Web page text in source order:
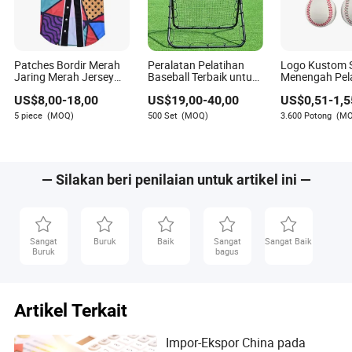
Lebih Cerah dari Sebelumnya
Seiring MLB terus berinovasi, Home Run Derby siap untuk
baru, dan memanfaatkan realitas tertambah untuk
penggemar di rumah, potensinya tidak terbatas.
Satu hal yang pasti: selama penggemar menyukai melihat
Patches Bordir Merah
Jaring Merah Jersey
Olahraga Sepak Bola/
Kaos Gaya Baseball
Pakaian Atletik
US$8,00-18,00
5 piece (MOQ)
Peralatan Pelatihan
Baseball Terbaik untuk
Keterampilan yang
Cepat
US$19,00-40,00
500 Set (MOQ)
Logo Kustom
Menengah
Wol
US$0,51-
3.600 Potong
— Silakan beri penilaian untuk artikel ini —
Sangat
Buruk
Buruk Baik
Sangat
bagus
Sangat Baik
Artikel Terkait
Impor-Ekspor China pada